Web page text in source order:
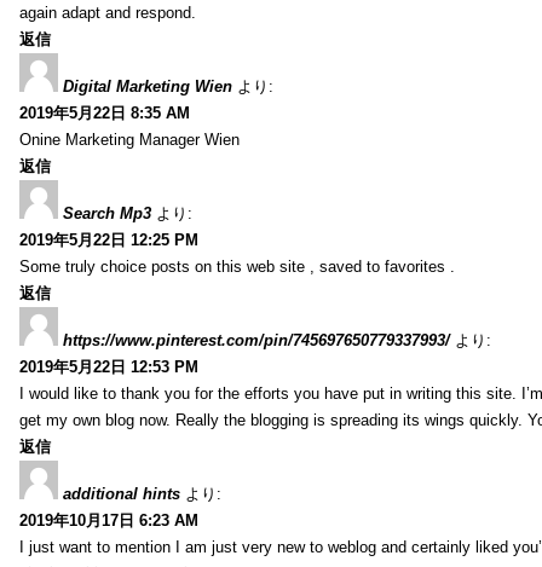
again adapt and respond.
返信
Digital Marketing Wien より:
2019年5月22日 8:35 AM
Onine Marketing Manager Wien
返信
Search Mp3 より:
2019年5月22日 12:25 PM
Some truly choice posts on this web site , saved to favorites .
返信
https://www.pinterest.com/pin/745697650779337993/ より:
2019年5月22日 12:53 PM
I would like to thank you for the efforts you have put in writing this site.
get my own blog now. Really the blogging is spreading its wings quickly.
返信
additional hints より:
2019年10月17日 6:23 AM
I just want to mention I am just very new to weblog and certainly liked